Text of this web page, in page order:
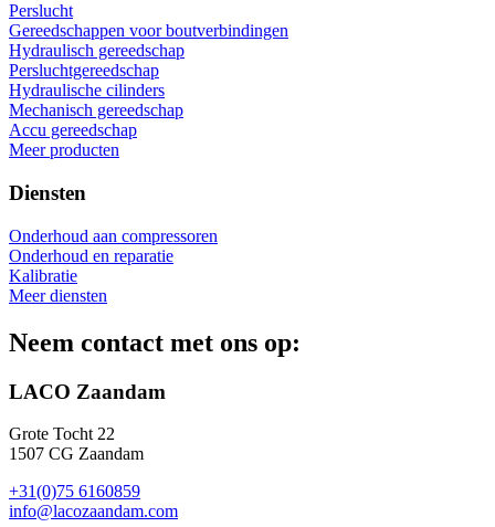
Perslucht
Gereedschappen voor boutverbindingen
Hydraulisch gereedschap
Persluchtgereedschap
Hydraulische cilinders
Mechanisch gereedschap
Accu gereedschap
Meer producten
Diensten
Onderhoud aan compressoren
Onderhoud en reparatie
Kalibratie
Meer diensten
Neem contact met ons op:
LACO Zaandam
Grote Tocht 22
1507 CG Zaandam
+31(0)75 6160859
info@lacozaandam.com